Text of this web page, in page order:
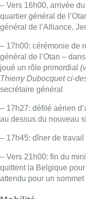
– Vers 16h00, arrivée
quartier général de
général de l’Alliance,
– 17h00: cérémonie de
général de l’Otan –
joué un rôle primordial
Thierry Dubocquet ci-
secrétaire général
– 17h27: défilé aérien
au dessus du nouveau
– 17h45: dîner de
– Vers 21h00: fin du
quittent la Belgique
attendu pour un sommet